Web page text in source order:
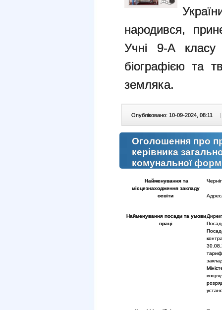
народився,
Учні 9-А
біографією та
земляка.
Опубліковано: 10-09-2024, 08:11 |
Оголошення про
керівника
комунальної
Найменування та
місцезнаходження закладу
освіти
Найменування посади та умови
праці